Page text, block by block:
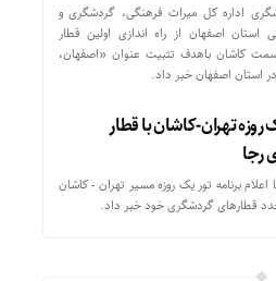
اداره کل میراث فرهنگی، گردشگری و
استان اصفهان از راه اندازی اولین قطار
کاشان باهدف تثبیت عنوان «اصفهان،
استان اصفهان خبر داد.
روزه تهران-کاشان با قطار
رجا
برنامه تور یک روزه مسیر تهران - کاشان
قطارهای گردشگری خود خبر داد.